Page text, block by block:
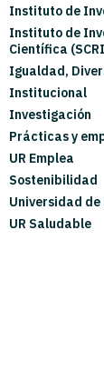
Instituto de
Instituto de
Científica
Igualdad,
Institucional
Investigación
Prácticas y
UR Emplea
Sostenibilidad
Universidad
UR Saludable